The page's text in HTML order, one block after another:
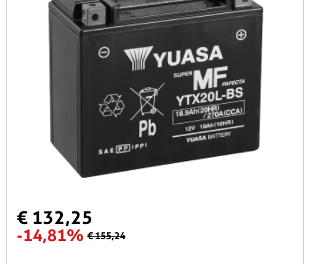
€ 132,25
-14,81% € 155,24